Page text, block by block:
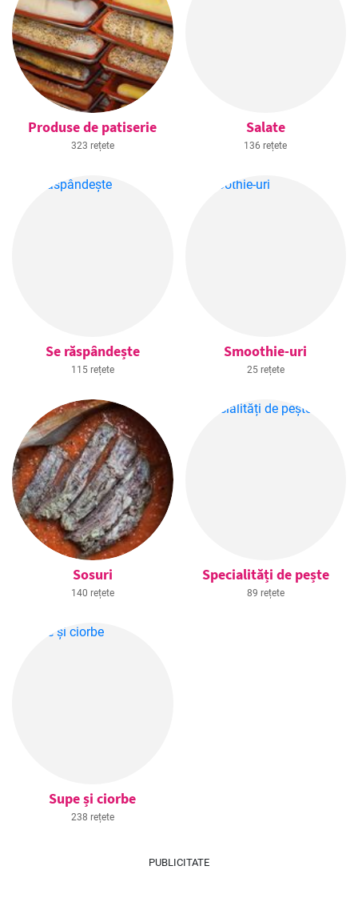
Produse de patiserie
323 rețete
Salate
136 rețete
Se răspândește
115 rețete
Smoothie-uri
25 rețete
Sosuri
140 rețete
Specialități de pește
89 rețete
Supe și ciorbe
238 rețete
PUBLICITATE